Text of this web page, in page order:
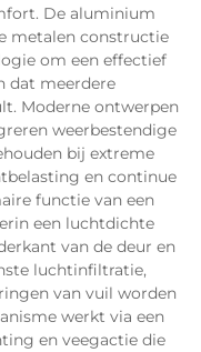
De aluminium
metalen constructie
om een effectief
dat meerdere
Moderne ontwerpen
weerbestendige
bij extreme
en continue
functie van een
een luchtdichte
van de deur en
luchtinfiltratie,
van vuil worden
werkt via een
en veegactie die